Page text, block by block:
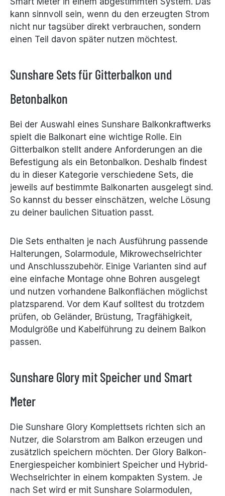
kann sinnvoll sein, wenn du den erzeugten Strom
nicht nur tagsüber direkt verbrauchen, sondern
einen Teil davon später nutzen möchtest.
Sunshare Sets für Gitterbalkon und
Betonbalkon
Bei der Auswahl eines Sunshare Balkonkraftwerks
spielt die Balkonart eine wichtige Rolle. Ein
Gitterbalkon stellt andere Anforderungen an die
Befestigung als ein Betonbalkon. Deshalb findest
du in dieser Kategorie verschiedene Sets, die
jeweils auf bestimmte Balkonarten ausgelegt sind.
So kannst du besser einschätzen, welche Lösung
zu deiner baulichen Situation passt.
Die Sets enthalten je nach Ausführung passende
Halterungen, Solarmodule, Mikrowechselrichter
und Anschlusszubehör. Einige Varianten sind auf
eine einfache Montage ohne Bohren ausgelegt
und nutzen vorhandene Balkonflächen möglichst
platzsparend. Vor dem Kauf solltest du trotzdem
prüfen, ob Geländer, Brüstung, Tragfähigkeit,
Modulgröße und Kabelführung zu deinem Balkon
passen.
Sunshare Glory mit Speicher und Smart
Meter
Die Sunshare Glory Komplettsets richten sich an
Nutzer, die Solarstrom am Balkon erzeugen und
zusätzlich speichern möchten. Der Glory Balkon-
Energiespeicher kombiniert Speicher und Hybrid-
Wechselrichter in einem kompakten System. Je
nach Set wird er mit Sunshare Solarmodulen,